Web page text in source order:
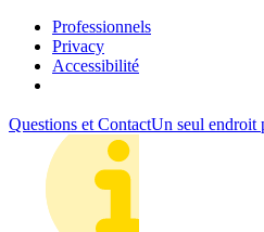
Professionnels
Privacy
Accessibilité
Questions et ContactUn seul endroit